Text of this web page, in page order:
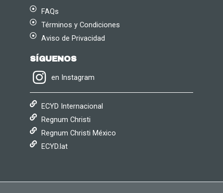
FAQs
Términos y Condiciones
Aviso de Privacidad
SÍGUENOS
en Instagram
ECYD Internacional
Regnum Christi
Regnum Christi México
ECYD.lat